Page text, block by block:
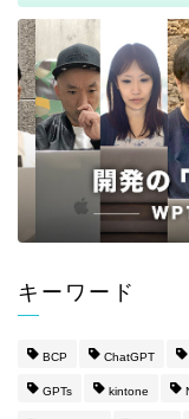
キーワード
BCP ChatGPT
GPTs kintone